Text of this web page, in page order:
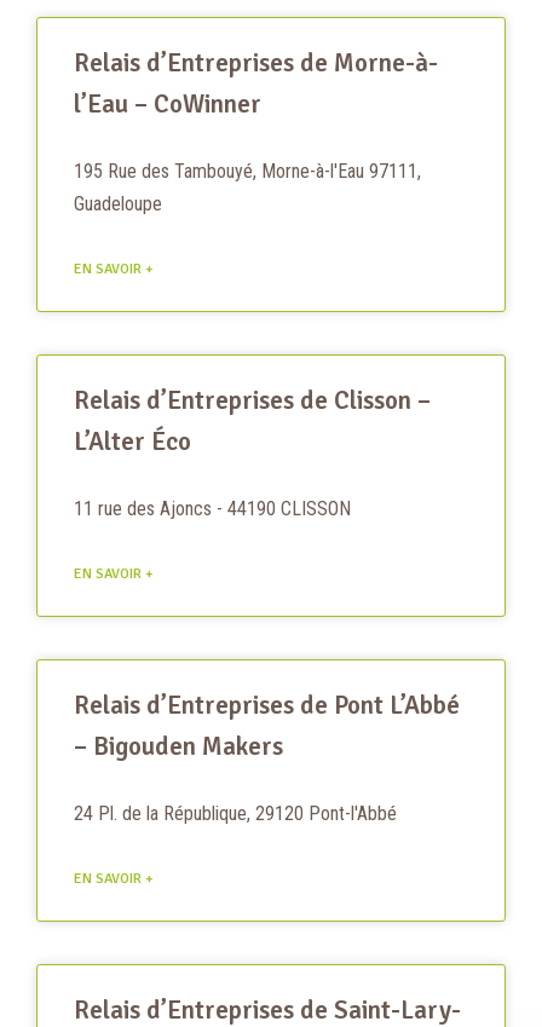
Relais d’Entreprises de Morne-à-
l’Eau – CoWinner
195 Rue des Tambouyé, Morne-à-l'Eau 97111,
Guadeloupe
EN SAVOIR +
Relais d’Entreprises de Clisson –
L’Alter Éco
11 rue des Ajoncs - 44190 CLISSON
EN SAVOIR +
Relais d’Entreprises de Pont L’Abbé
– Bigouden Makers
24 Pl. de la République, 29120 Pont-l'Abbé
EN SAVOIR +
Relais d’Entreprises de Saint-Lary-